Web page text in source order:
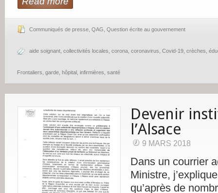
Communiqués de presse QAG Question écrite au gouvernement
aide soignant collectivités locales corona coronavirus Covid-19 crèches
Frontaliers garde hôpital infirmières santé
Devenir
l’Alsace
9 MARS 2018
Dans un courrier
Ministre,
qu’après de